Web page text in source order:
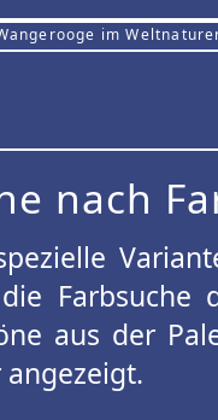
im
nach
Farbsuche
aus der
angezeigt.